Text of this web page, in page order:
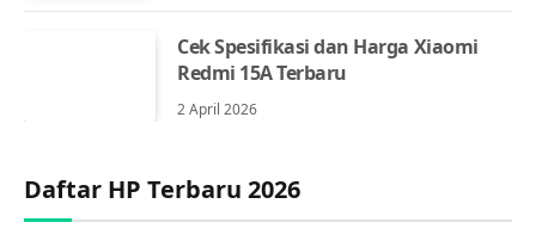
Cek Spesifikasi dan Harga Xiaomi
Redmi 15A Terbaru
2 April 2026
Daftar HP Terbaru 2026